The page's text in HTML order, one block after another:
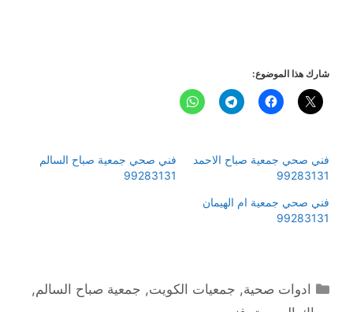
شارك هذا الموضوع:
فني صحي جمعية صباح الاحمد
99283131
فني صحي جمعية صباح السالم
99283131
فني صحي جمعية ام الهيمان
99283131
التصنيفات
ادوات صحية, جمعيات الكويت, جمعية صباح السالم,